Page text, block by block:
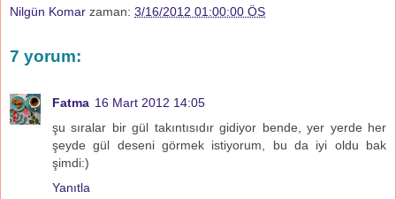
Nilgün Komar zaman: 3/16/2012 01:00:00 ÖS
7 yorum:
Fatma 16 Mart 2012 14:05
şu sıralar bir gül takıntısıdır gidiyor bende, yer yerde her
şeyde gül deseni görmek istiyorum, bu da iyi oldu bak
şimdi:)
Yanıtla